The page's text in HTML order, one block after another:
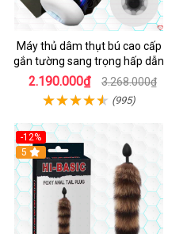
Máy thủ dâm thụt bú cao cấp
gắn tường sang trọng hấp dẫn
2.190.000₫ 3.268.000₫
(995)
-12%
Hot
5